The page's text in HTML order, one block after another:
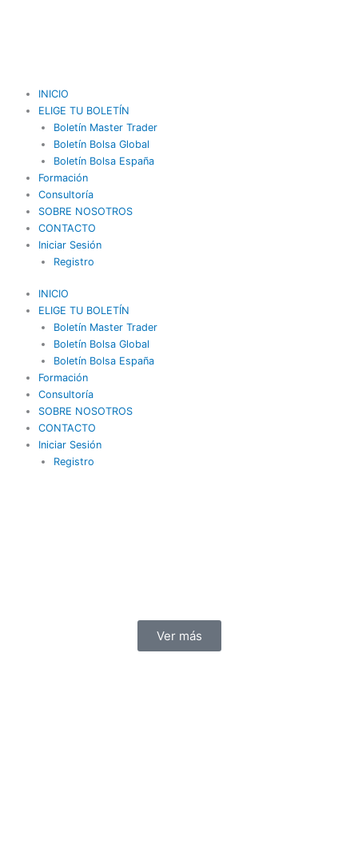
c
e
b
o
o
k
u
t
u
b
e
s
t
a
g
a
m
INICIO
ELIGE TU BOLETÍN
Boletín Master Trader
Boletín Bolsa Global
Boletín Bolsa España
Formación
Consultoría
SOBRE NOSOTROS
CONTACTO
Iniciar Sesión
Registro
INICIO
ELIGE TU BOLETÍN
Boletín Master Trader
Boletín Bolsa Global
Boletín Bolsa España
Formación
Consultoría
SOBRE NOSOTROS
CONTACTO
Iniciar Sesión
Registro
Ver más